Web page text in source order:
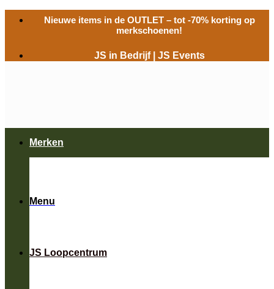
naar
Nieuwe items in de OUTLET– tot -70% korting op
merkschoenen!
JS in Bedrijf JS Events
Menu
JS Loopcentrum
Merken